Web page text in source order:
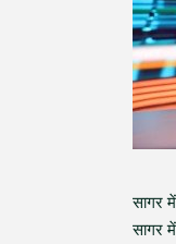
सागर
सागर